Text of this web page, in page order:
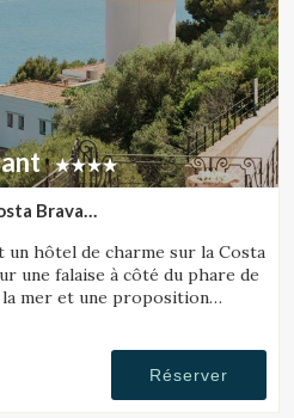
Brava
un hôtel de charme sur la Costa
une falaise à côté du phare de
la mer et une proposition
Réserver